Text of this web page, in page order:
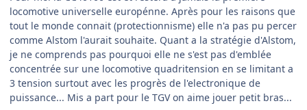
locomotive universelle europénne. Après pour les raisons que
tout le monde connait (protectionnisme) elle n'a pas pu percer
comme Alstom l'aurait souhaite. Quant a la stratégie d'Alstom,
je ne comprends pas pourquoi elle ne s'est pas d'emblée
concentrée sur une locomotive quadritension en se limitant a
3 tension surtout avec les progrès de l'electronique de
puissance... Mis a part pour le TGV on aime jouer petit bras...